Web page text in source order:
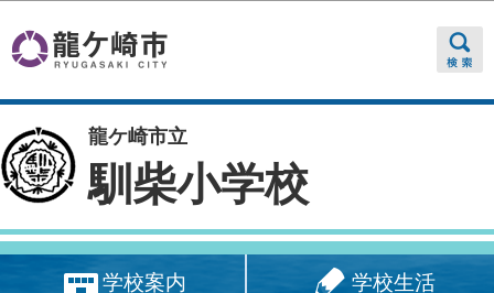
龍ケ崎市立
馴柴小学校
学校案内 学校生活